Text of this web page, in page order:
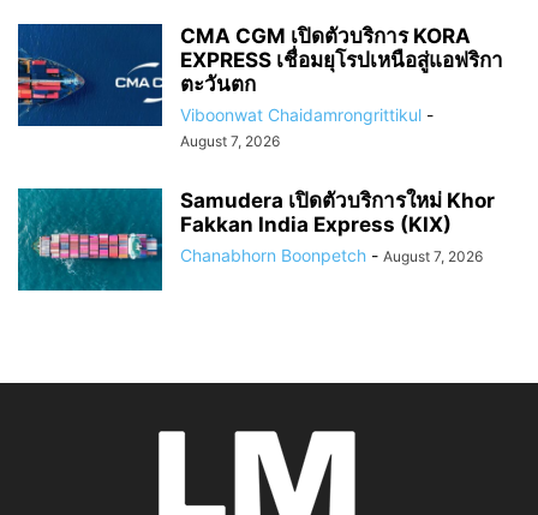
CMA CGM เปิดตัวบริการ KORA
EXPRESS เชื่อมยุโรปเหนือสู่แอฟริกา
ตะวันตก
Viboonwat Chaidamrongrittikul -
August 7, 2026
Samudera เปิดตัวบริการใหม่ Khor
Fakkan India Express (KIX)
Chanabhorn Boonpetch - August 7, 2026